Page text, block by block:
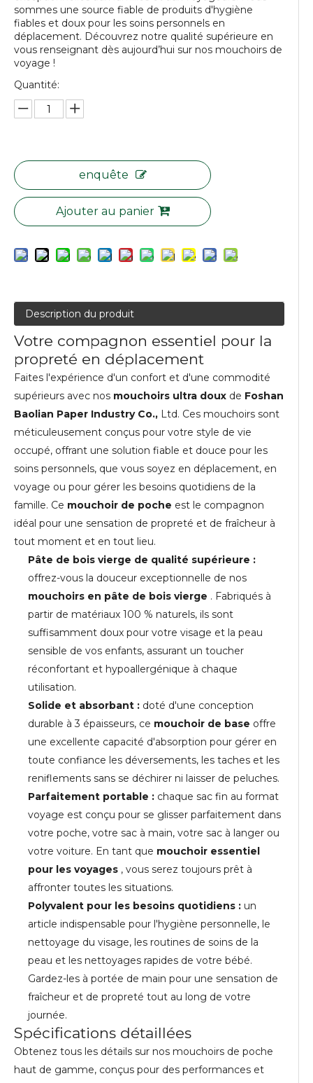
sommes une source fiable de produits d'hygiène
fiables et doux pour les soins personnels en
déplacement. Découvrez notre qualité supérieure en
vous renseignant dès aujourd’hui sur nos mouchoirs de
voyage !
Quantité:
enquête
Ajouter au panier
Description du produit
Votre compagnon essentiel pour la
propreté en déplacement
Faites l'expérience d'un confort et d'une commodité
supérieurs avec nos mouchoirs ultra doux de Foshan
Baolian Paper Industry Co., Ltd. Ces mouchoirs sont
méticuleusement conçus pour votre style de vie
occupé, offrant une solution fiable et douce pour les
soins personnels, que vous soyez en déplacement, en
voyage ou pour gérer les besoins quotidiens de la
famille. Ce mouchoir de poche est le compagnon
idéal pour une sensation de propreté et de fraîcheur à
tout moment et en tout lieu.
Pâte de bois vierge de qualité supérieure :
offrez-vous la douceur exceptionnelle de nos
mouchoirs en pâte de bois vierge . Fabriqués à
partir de matériaux 100 % naturels, ils sont
suffisamment doux pour votre visage et la peau
sensible de vos enfants, assurant un toucher
réconfortant et hypoallergénique à chaque
utilisation.
Solide et absorbant : doté d'une conception
durable à 3 épaisseurs, ce mouchoir de base offre
une excellente capacité d'absorption pour gérer en
toute confiance les déversements, les taches et les
reniflements sans se déchirer ni laisser de peluches.
Parfaitement portable : chaque sac fin au format
voyage est conçu pour se glisser parfaitement dans
votre poche, votre sac à main, votre sac à langer ou
votre voiture. En tant que mouchoir essentiel
pour les voyages , vous serez toujours prêt à
affronter toutes les situations.
Polyvalent pour les besoins quotidiens : un
article indispensable pour l'hygiène personnelle, le
nettoyage du visage, les routines de soins de la
peau et les nettoyages rapides de votre bébé.
Gardez-les à portée de main pour une sensation de
fraîcheur et de propreté tout au long de votre
journée.
Spécifications détaillées
Obtenez tous les détails sur nos mouchoirs de poche
haut de gamme, conçus pour des performances et